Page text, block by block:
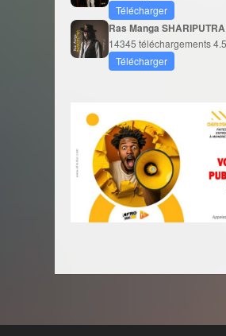
Télécharger
Ras Manga
14345 téléchargements
Télécharger